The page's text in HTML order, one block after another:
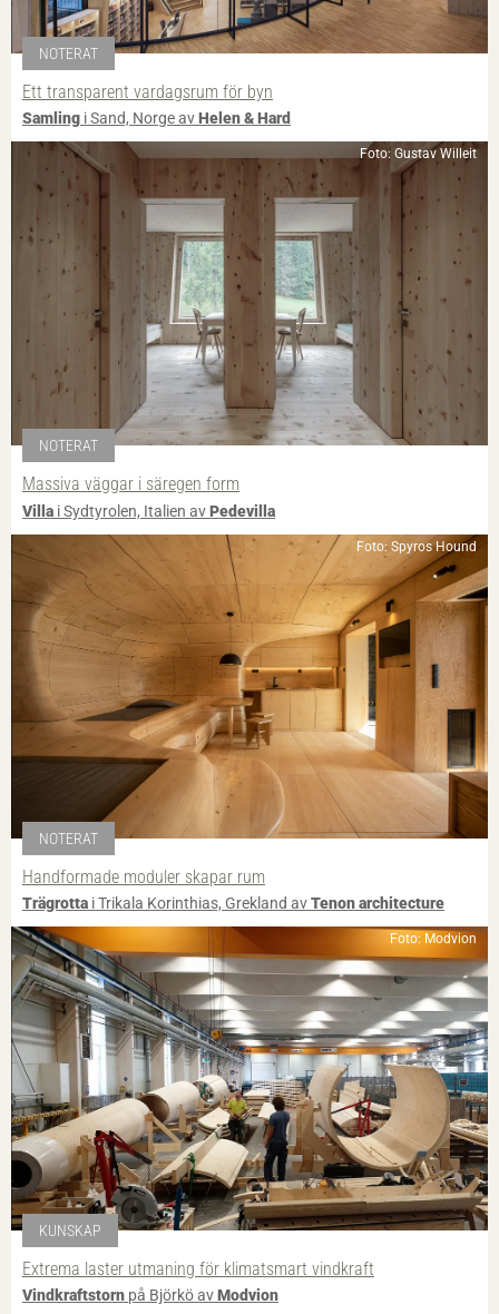
NOTERAT
Ett transparent vardagsrum för byn
Samling i Sand, Norge avHelen & Hard
Foto: Gustav Willeit
NOTERAT
Massiva väggar i säregen form
Villa i Sydtyrolen, Italien avPedevilla
Foto: Spyros Hound
NOTERAT
Handformade moduler skapar rum
Trägrotta i Trikala Korinthias, Grekland avTenon architecture
Foto: Modvion
KUNSKAP
Extrema laster utmaning för klimatsmart vindkraft
Vindkraftstorn på Björkö avModvion